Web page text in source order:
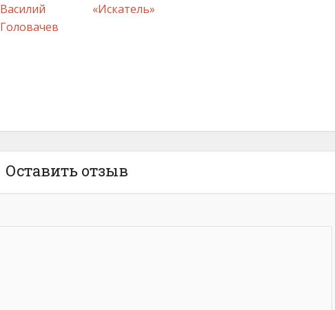
Василий
Головачев
«Искатель»
Оставить отзыв